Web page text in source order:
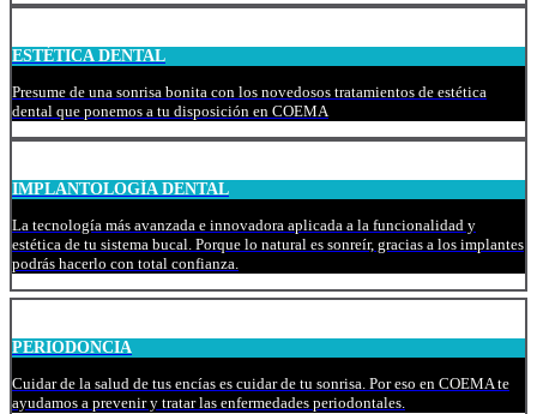
ESTÉTICA DENTAL
Presume de una sonrisa bonita con los novedosos tratamientos de estética
dental que ponemos a tu disposición en COEMA
IMPLANTOLOGÍA DENTAL
La tecnología más avanzada e innovadora aplicada a la funcionalidad y
estética de tu sistema bucal. Porque lo natural es sonreír, gracias a los implantes
podrás hacerlo con total confianza.
PERIODONCIA
Cuidar de la salud de tus encías es cuidar de tu sonrisa. Por eso en COEMA te
ayudamos a prevenir y tratar las enfermedades periodontales.